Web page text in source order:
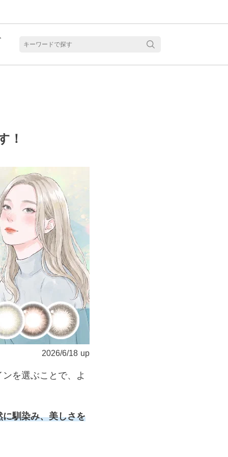
！
2026/6/18 up
を選ぶことで、よ
馴染み、美しさを
る
乱視用カラコン 1day商品一覧を見る
遠近両用カラコン 1day商品一覧を見る
コン・サークルレンズ 2week商品一覧を見る
コン・サークルレンズ 1month商品一覧を見る
る 乱視用カラコン 1day商品一覧を見る
リアコンタクトレンズ 2week 商品一覧を見る
乱視用カラコン 1day商品一覧を見る
乱視用カラコン 1month商品一覧を見る